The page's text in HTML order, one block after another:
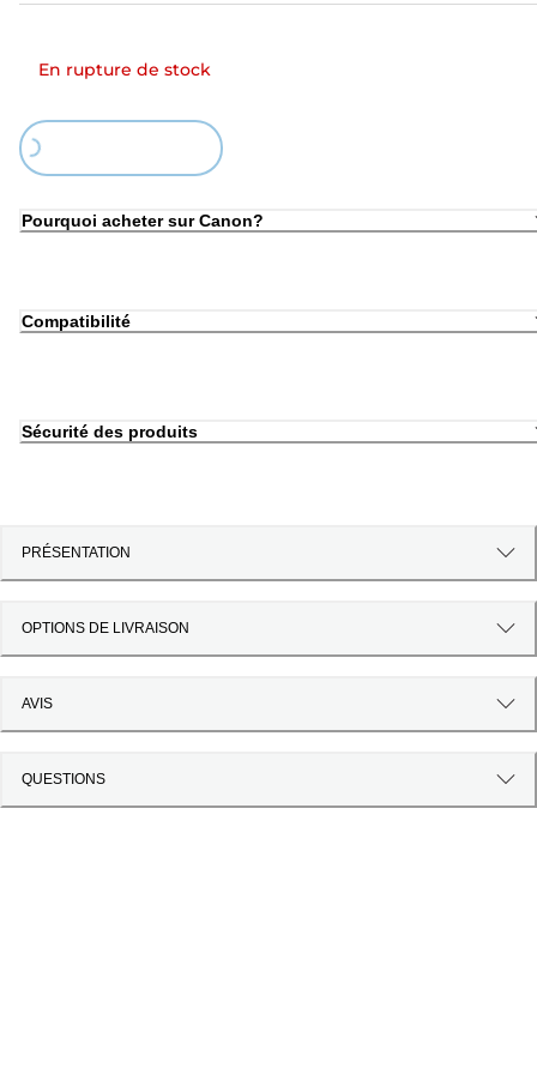
En rupture de stock
Loading...
Pourquoi acheter sur Canon?
Compatibilité
Sécurité des produits
PRÉSENTATION
OPTIONS DE LIVRAISON
AVIS
QUESTIONS